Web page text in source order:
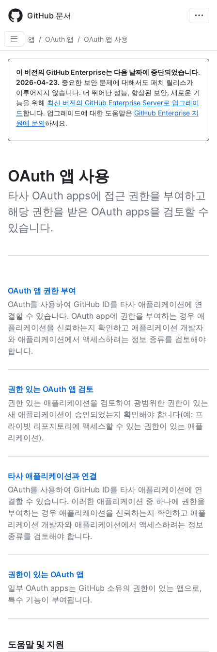
main
content
GitHub 문서
앱 / OAuth 앱 / OAuth 앱 사용
이 버전의 GitHub Enterprise는 다음 날짜에 중단되었습니다.
2026-04-23. 중요한 보안 문제에 대해서도 패치 릴리스가
이루어지지 않습니다. 더 뛰어난 성능, 향상된 보안, 새로운 기
능을 위해 최신 버전의 GitHub Enterprise Server로 업그레이
드합니다. 업그레이드에 대한 도움말은 GitHub Enterprise 지
원에 문의하세요.
OAuth 앱 사용
타사 OAuth apps에 접근 권한을 부여하고
해당 권한을 받은 OAuth apps을 검토할 수
있습니다.
OAuth 앱 권한 부여
OAuth를 사용하여 GitHub ID를 타사 애플리케이션에 연
결할 수 있습니다. OAuth app에 권한을 부여하는 경우 애
플리케이션을 신뢰하는지 확인하고 애플리케이션 개발자
와 애플리케이션에서 액세스하려는 정보 종류를 검토해야
합니다.
권한 있는 OAuth 앱 검토
권한 있는 애플리케이션을 검토하여 광범위한 권한이 있는
새 애플리케이션이 승인되었는지 확인해야 합니다(예: 프
라이빗 리포지토리에 액세스할 수 있는 권한이 있는 애플
리케이션).
타사 애플리케이션과 연결
OAuth를 사용하여 GitHub ID를 타사 애플리케이션에 연
결할 수 있습니다. 이러한 애플리케이션 중 하나에 권한을
부여하는 경우 애플리케이션을 신뢰하는지 확인하고 애플
리케이션 개발자와 애플리케이션에서 액세스하려는 정보
종류를 검토해야 합니다.
권한이 있는 OAuth 앱
일부 OAuth apps는 GitHub 소유의 권한이 있는 앱으로,
특수 기능이 부여됩니다.
도움말 및 지원